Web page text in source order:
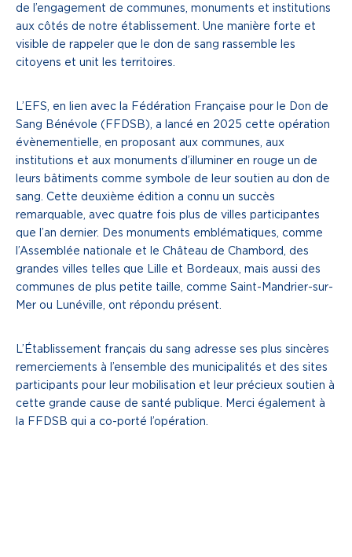
de l’engagement de communes, monuments et institutions
aux côtés de notre établissement. Une manière forte et
visible de rappeler que le don de sang rassemble les
citoyens et unit les territoires.
L’EFS, en lien avec la Fédération Française pour le Don de
Sang Bénévole (FFDSB), a lancé en 2025 cette opération
évènementielle, en proposant aux communes, aux
institutions et aux monuments d’illuminer en rouge un de
leurs bâtiments comme symbole de leur soutien au don de
sang. Cette deuxième édition a connu un succès
remarquable, avec quatre fois plus de villes participantes
que l’an dernier. Des monuments emblématiques, comme
l’Assemblée nationale et le Château de Chambord, des
grandes villes telles que Lille et Bordeaux, mais aussi des
communes de plus petite taille, comme Saint-Mandrier-sur-
Mer ou Lunéville, ont répondu présent.
L’Établissement français du sang adresse ses plus sincères
remerciements à l’ensemble des municipalités et des sites
participants pour leur mobilisation et leur précieux soutien à
cette grande cause de santé publique. Merci également à
la FFDSB qui a co-porté l’opération.